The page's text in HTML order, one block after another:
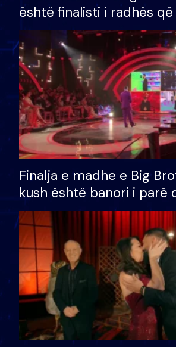
është finalisti i radhës
Finalja e madhe e Big
kush është banori i parë
shtëpinë dhe humb
të fituar çmimin e madh